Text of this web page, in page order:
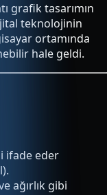
grafik tasarımın
teknolojinin
ortamında
hale geldi.
ifade eder
ağırlık gibi